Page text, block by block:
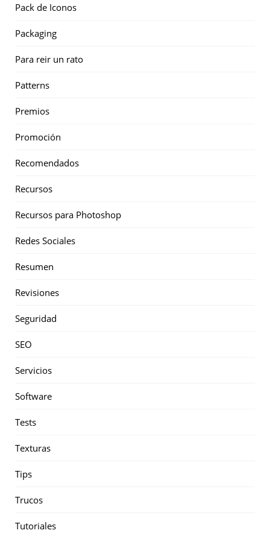
Pack de Iconos
Packaging
Para reir un rato
Patterns
Premios
Promoción
Recomendados
Recursos
Recursos para Photoshop
Redes Sociales
Resumen
Revisiones
Seguridad
SEO
Servicios
Software
Tests
Texturas
Tips
Trucos
Tutoriales